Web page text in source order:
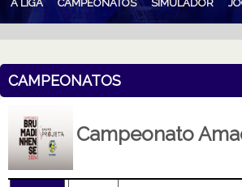
A LIGA CAMPEONATOS SIMULADOR
CAMPEONATOS
Campeonato